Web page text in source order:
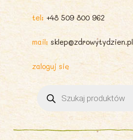
tel: +48 509 800 962
mail: sklep@zdrowytydzien.pl
zaloguj się
produktów